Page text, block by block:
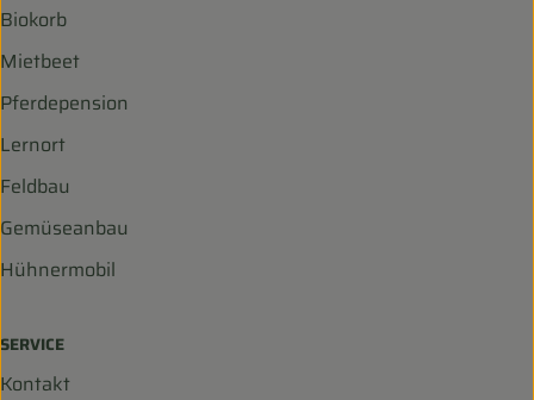
Biokorb
Mietbeet
Pferdepension
Lernort
Feldbau
Gemüseanbau
Hühnermobil
SERVICE
Kontakt